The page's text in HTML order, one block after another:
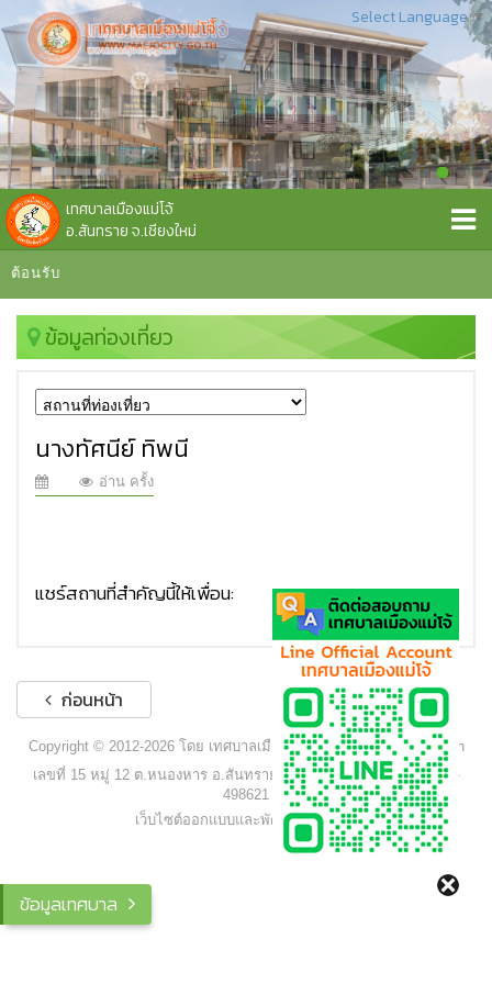
เทศบาลเมืองแม่โจ้
อ.สันทราย จ.เชียงใหม่
ต้อนรับ
Select Language▼
ข้อมูลเทศบาล
ข้อมูลท่องเที่ยว
นางทัศนีย์ ทิพนี
อ่าน ครั้ง
แชร์สถานที่สำคัญนี้ให้เพื่อน:
ก่อนหน้า
Copyright © 2012-2026 โดย เทศบาลเมืองแม่โจ้ - www.maejocity.go.th
เลขที่ 15 หมู่ 12 ต.หนองหาร อ.สันทราย จ.เชียงใหม่ 50290 โทร. 053-
498621
เว็บไซต์ออกแบบและพัฒนาโดย C2S